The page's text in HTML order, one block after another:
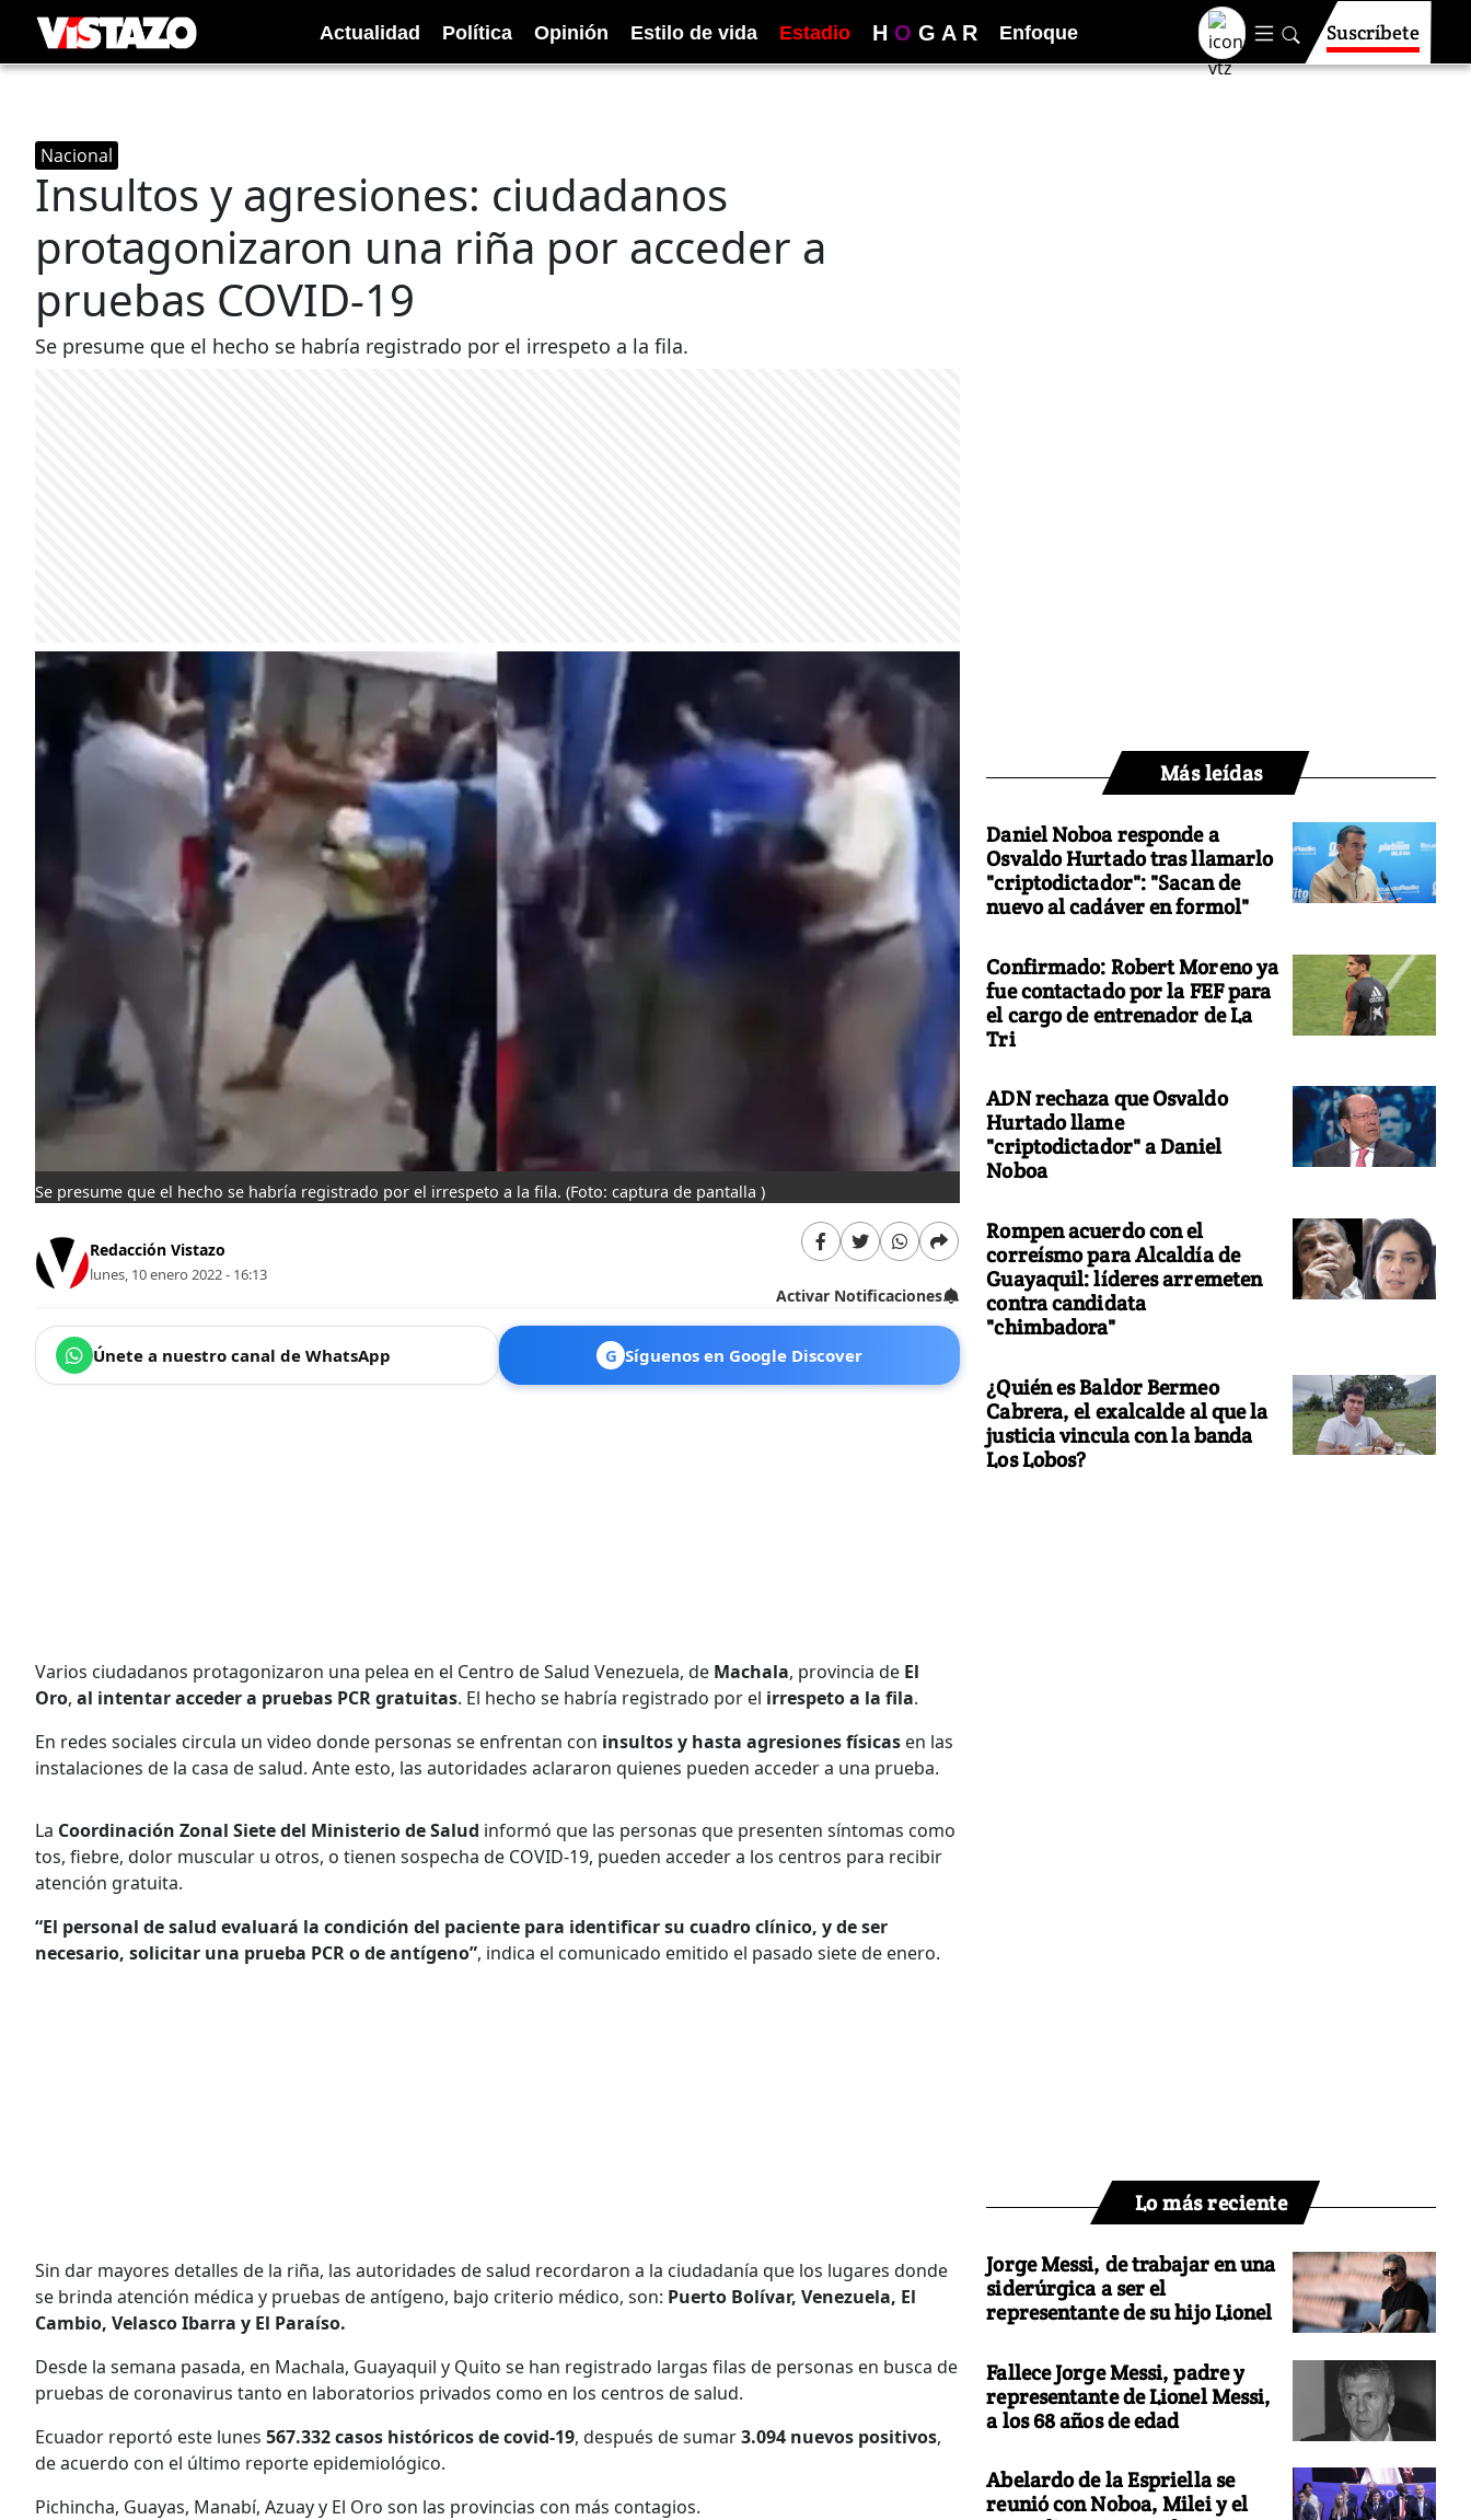
Actualidad Política Opinión Estilo de vida Estadio H O G A R Enfoque Suscríbete
Nacional
Insultos y agresiones: ciudadanos
protagonizaron una riña por acceder a
pruebas COVID-19
Se presume que el hecho se habría registrado por el irrespeto a la fila.
Se presume que el hecho se habría registrado por el irrespeto a la fila. (Foto: captura de pantalla )
Redacción Vistazo
lunes, 10 enero 2022 - 16:13
Activar Notificaciones
Únete a nuestro canal de WhatsApp G Síguenos en Google Discover
Varios ciudadanos protagonizaron una pelea en el Centro de Salud Venezuela, de Machala, provincia de El
Oro, al intentar acceder a pruebas PCR gratuitas. El hecho se habría registrado por el irrespeto a la fila.
En redes sociales circula un video donde personas se enfrentan con insultos y hasta agresiones físicas en las
instalaciones de la casa de salud. Ante esto, las autoridades aclararon quienes pueden acceder a una prueba.
La Coordinación Zonal Siete del Ministerio de Salud informó que las personas que presenten síntomas como
tos, fiebre, dolor muscular u otros, o tienen sospecha de COVID-19, pueden acceder a los centros para recibir
atención gratuita.
“El personal de salud evaluará la condición del paciente para identificar su cuadro clínico, y de ser
necesario, solicitar una prueba PCR o de antígeno”, indica el comunicado emitido el pasado siete de enero.
Sin dar mayores detalles de la riña, las autoridades de salud recordaron a la ciudadanía que los lugares donde
se brinda atención médica y pruebas de antígeno, bajo criterio médico, son: Puerto Bolívar, Venezuela, El
Cambio, Velasco Ibarra y El Paraíso.
Desde la semana pasada, en Machala, Guayaquil y Quito se han registrado largas filas de personas en busca de
pruebas de coronavirus tanto en laboratorios privados como en los centros de salud.
Ecuador reportó este lunes 567.332 casos históricos de covid-19, después de sumar3.094 nuevos positivos,
de acuerdo con el último reporte epidemiológico.
Pichincha, Guayas, Manabí, Azuay y El Oro son las provincias con más contagios.
Más leídas
Daniel Noboa responde a
Osvaldo Hurtado tras llamarlo
"criptodictador": "Sacan de
nuevo al cadáver en formol"
Confirmado: Robert Moreno ya
fue contactado por la FEF para
el cargo de entrenador de La
Tri
ADN rechaza que Osvaldo
Hurtado llame
"criptodictador" a Daniel
Noboa
Rompen acuerdo con el
correísmo para Alcaldía de
Guayaquil: líderes arremeten
contra candidata
"chimbadora"
¿Quién es Baldor Bermeo
Cabrera, el exalcalde al que la
justicia vincula con la banda
Los Lobos?
Lo más reciente
Jorge Messi, de trabajar en una
siderúrgica a ser el
representante de su hijo Lionel
Fallece Jorge Messi, padre y
representante de Lionel Messi,
a los 68 años de edad
Abelardo de la Espriella se
reunió con Noboa, Milei y el